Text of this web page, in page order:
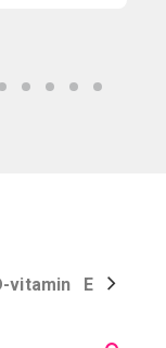
vitamin Egyéb